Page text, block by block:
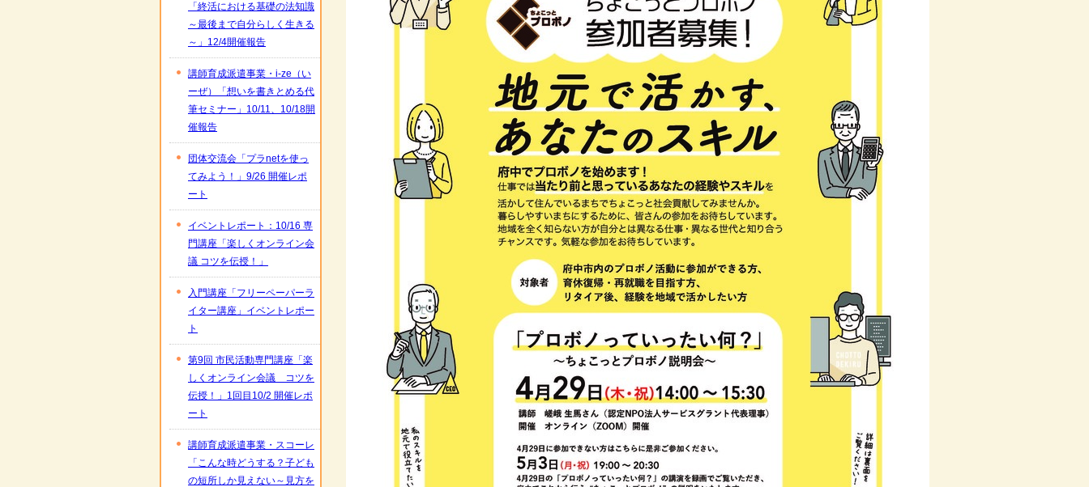
「終活における基礎の法知識
～最後まで自分らしく生きる
～」12/4開催報告
講師育成派遣事業・i-ze（い
ーぜ）「想いを書きとめる代
筆セミナー」10/11、10/18開
催報告
団体交流会「プラnetを使っ
てみよう！」9/26 開催レポ
ート
イベントレポート：10/16 専
門講座「楽しくオンライン会
議 コツを伝授！」
入門講座「フリーペーパーラ
イター講座」イベントレポー
ト
第9回 市民活動専門講座「楽
しくオンライン会議 コツを
伝授！」1回目10/2 開催レポ
ート
講師育成派遣事業・スコーレ
「こんな時どうする？子ども
の短所しか見えない～見方を